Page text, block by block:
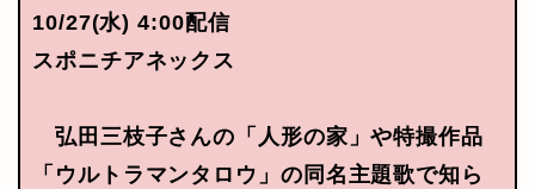
10/27(水) 4:00配信
スポニチアネックス
弘田三枝子さんの「人形の家」や特撮作品
「ウルトラマンタロウ」の同名主題歌で知ら